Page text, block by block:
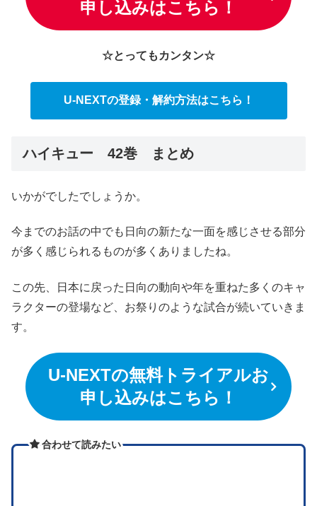
申し込みはこちら！
☆とってもカンタン☆
U-NEXTの登録・解約方法はこちら ！
ハイキュー 42巻 まとめ
いかがでしたでしょうか。
今までのお話の中でも日向の新たな一面を感じさせる部分
が多く感じられるものが多くありましたね。
この先、日本に戻った日向の動向や年を重ねた多くのキャ
ラクターの登場など、お祭りのような試合が続いていきま
す。
U-NEXTの無料トライアルお
申し込みはこちら！
合わせて読みたい